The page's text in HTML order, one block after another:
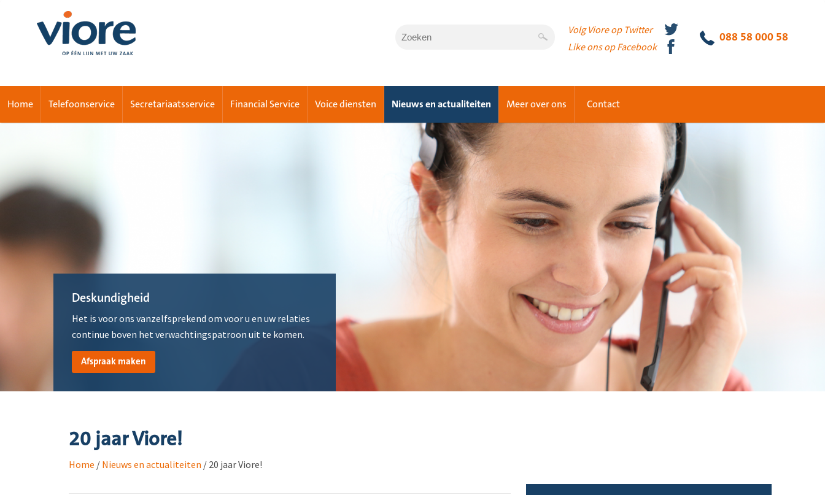
088 58 000 58
Volg Viore op Twitter
Like ons op Facebook
Home Telefoonservice Secretariaatsservice Financial Service Voice diensten Nieuws en actualiteiten Meer over ons Contact
Deskundigheid
Het is voor ons vanzelfsprekend om voor u en uw relaties
continue boven het verwachtingspatroon uit te komen.
Afspraak maken
20 jaar Viore!
Home / Nieuws en actualiteiten / 20 jaar Viore!